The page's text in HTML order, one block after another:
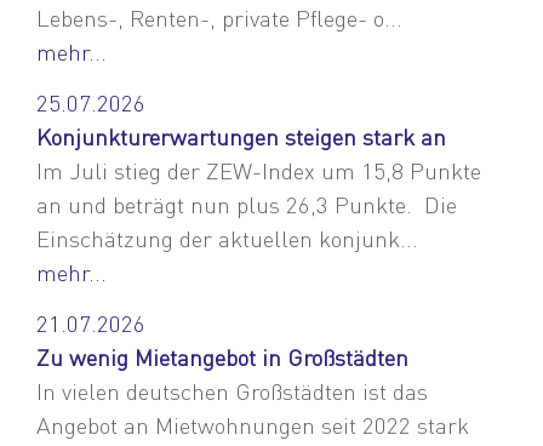
Lebens-, Renten-, private Pflege- o...
mehr...
25.07.2026
Konjunkturerwartungen steigen stark an
Im Juli stieg der ZEW-Index um 15,8 Punkte
an und beträgt nun plus 26,3 Punkte. Die
Einschätzung der aktuellen konjunk...
mehr...
21.07.2026
Zu wenig Mietangebot in Großstädten
In vielen deutschen Großstädten ist das
Angebot an Mietwohnungen seit 2022 stark